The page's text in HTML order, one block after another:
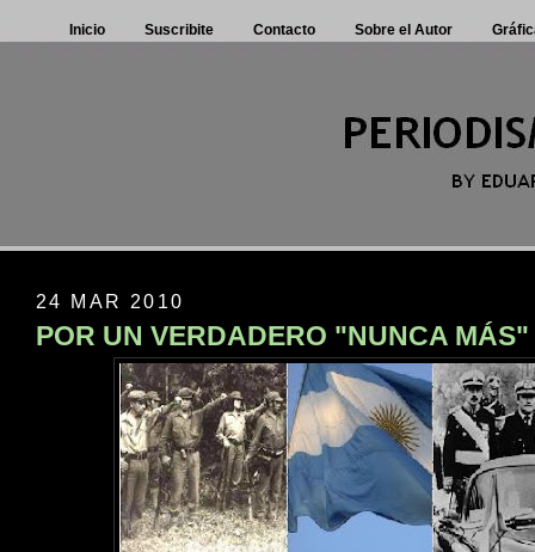
Inicio Suscribite Contacto Sobre el Autor
24 MAR 2010
POR UN VERDADERO "NUNCA MÁS"